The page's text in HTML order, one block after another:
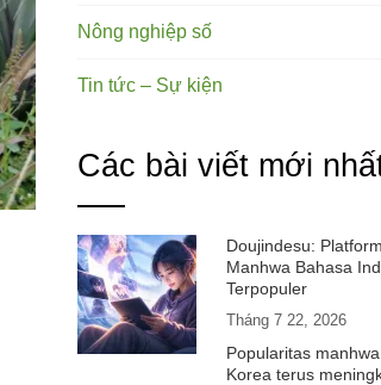
Nông nghiệp số
Tin tức – Sự kiện
Các bài viết mới
Doujindesu:
Manhwa Bahasa
Terpopuler
Tháng 7 22, 2026
Popularitas
Korea terus